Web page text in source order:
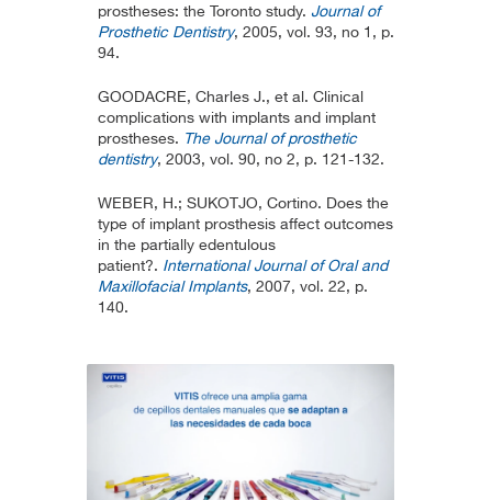
prostheses: the Toronto study. Journal of
Prosthetic Dentistry, 2005, vol. 93, no 1, p.
94.
GOODACRE, Charles J., et al. Clinical
complications with implants and implant
prostheses. The Journal of prosthetic
dentistry, 2003, vol. 90, no 2, p. 121-132.
WEBER, H.; SUKOTJO, Cortino. Does the
type of implant prosthesis affect outcomes
in the partially edentulous
patient?. International Journal of Oral and
Maxillofacial Implants, 2007, vol. 22, p.
140.